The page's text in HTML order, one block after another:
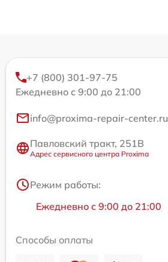
+7 (800) 301-97-75
Ежедневно с 9:00 до 21:00
info@proxima-repair-center.ru
Павловский тракт, 251В
Адрес сервисного центра Proxima
Режим работы:
Ежедневно с 9:00 до 21:00
Способы оплаты